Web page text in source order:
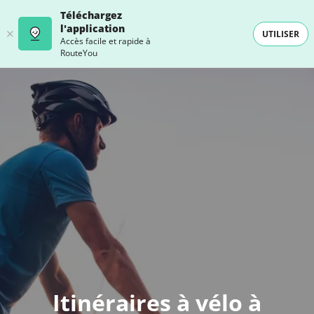
Téléchargez
l'application
Accès facile et rapide à
RouteYou
UTILISER
Itinéraires à vélo à